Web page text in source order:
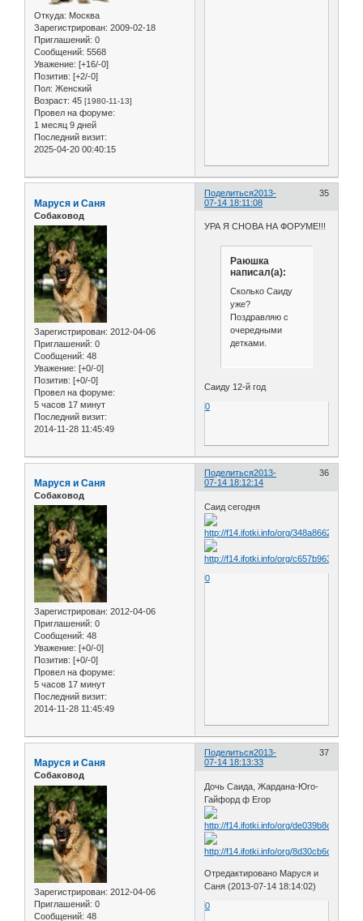
Откуда: Москва
Зарегистрирован: 2009-02-18
Приглашений: 0
Сообщений: 5568
Уважение: [+16/-0]
Позитив: [+2/-0]
Пол: Женский
Возраст: 45 [1980-11-13]
Провел на форуме:
1 месяц 9 дней
Последний визит:
2025-04-20 00:40:15
Поделиться 35
2013-
07-14 18:11:08
Маруся и Саня
Собаковод
Зарегистрирован: 2012-04-06
Приглашений: 0
Сообщений: 48
Уважение: [+0/-0]
Позитив: [+0/-0]
Провел на форуме:
5 часов 17 минут
Последний визит:
2014-11-28 11:45:49
УРА Я СНОВА НА ФОРУМЕ!!!
Раюшка
написал(а):
Сколько Саиду
уже?
Поздравляю с
очередными
детками.
Саиду 12-й год
0
Поделиться 36
2013-
07-14 18:12:14
Маруся и Саня
Собаковод
Зарегистрирован: 2012-04-06
Приглашений: 0
Сообщений: 48
Уважение: [+0/-0]
Позитив: [+0/-0]
Провел на форуме:
5 часов 17 минут
Последний визит:
2014-11-28 11:45:49
Саид сегодня
0
Поделиться 37
2013-
07-14 18:13:33
Маруся и Саня
Собаковод
Зарегистрирован: 2012-04-06
Приглашений: 0
Сообщений: 48
Дочь Саида, Жардана-Юго-
Гайфорд ф Егор
Отредактировано Маруся и
Саня (2013-07-14 18:14:02)
0